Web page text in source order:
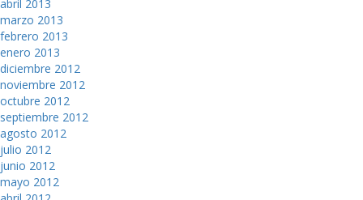
abril 2013
marzo 2013
febrero 2013
enero 2013
diciembre 2012
noviembre 2012
octubre 2012
septiembre 2012
agosto 2012
julio 2012
junio 2012
mayo 2012